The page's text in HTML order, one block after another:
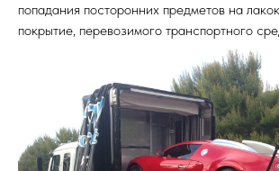
попадания посторонних предметов на
покрытие, перевозимого транспортного